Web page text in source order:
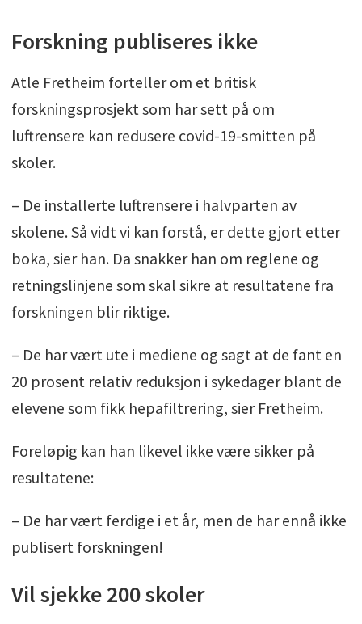
Forskning publiseres ikke
Atle Fretheim forteller om et britisk
forskningsprosjekt som har sett på om
luftrensere kan redusere covid-19-smitten på
skoler.
– De installerte luftrensere i halvparten av
skolene. Så vidt vi kan forstå, er dette gjort etter
boka, sier han. Da snakker han om reglene og
retningslinjene som skal sikre at resultatene fra
forskningen blir riktige.
– De har vært ute i mediene og sagt at de fant en
20 prosent relativ reduksjon i sykedager blant de
elevene som fikk hepafiltrering, sier Fretheim.
Foreløpig kan han likevel ikke være sikker på
resultatene:
– De har vært ferdige i et år, men de har ennå ikke
publisert forskningen!
Vil sjekke 200 skoler